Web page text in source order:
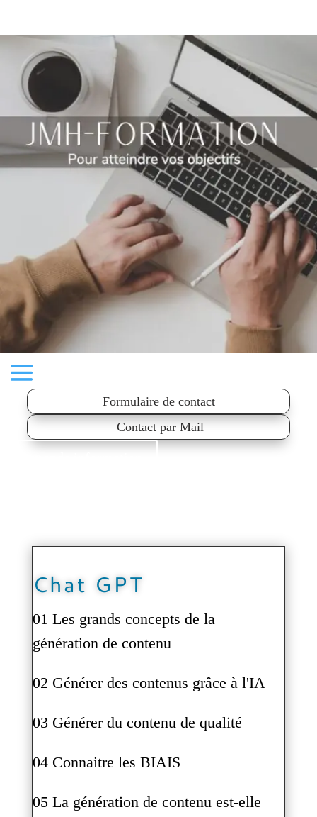
Formulaire de contact
Contact par Mail
Chat GPT
01 Les grands concepts de la
génération de contenu
02 Générer des contenus grâce à l'IA
03 Générer du contenu de qualité
04 Connaitre les BIAIS
05 La génération de contenu est-elle